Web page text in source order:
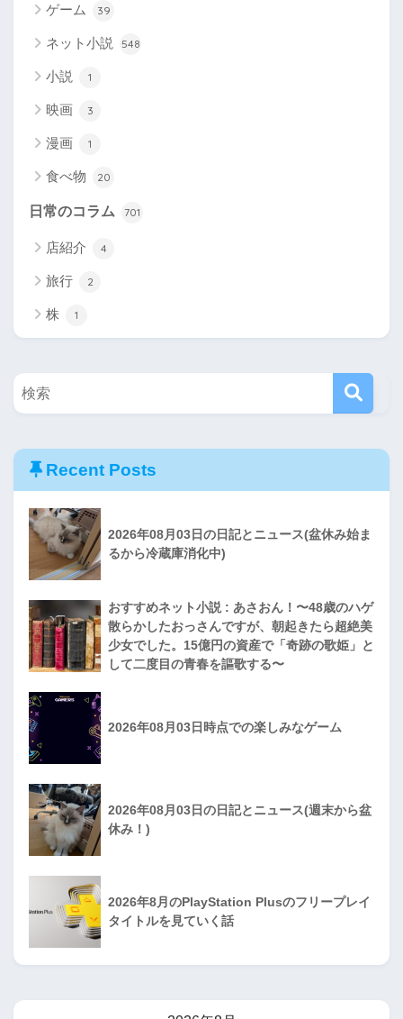
ゲーム 39
ネット小説 548
小説 1
映画 3
漫画 1
食べ物 20
日常のコラム 701
店紹介 4
旅行 2
株 1
Recent Posts
2026年08月03日の日記とニュース(盆休み始ま
るから冷蔵庫消化中)
おすすめネット小説 : あさおん！〜48歳のハゲ
散らかしたおっさんですが、朝起きたら超絶美
少女でした。15億円の資産で「奇跡の歌姫」と
して二度目の青春を謳歌する〜
2026年08月03日時点での楽しみなゲーム
2026年08月03日の日記とニュース(週末から盆
休み！)
2026年8月のPlayStation Plusのフリープレイ
タイトルを見ていく話